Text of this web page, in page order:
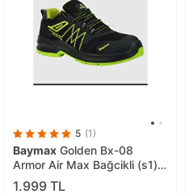
5 (1)
Baymax Golden Bx-08
Armor Air Max Bağcikli (s1)
İş Güvenli̇k Ayakkabisi 42
1.999 TL